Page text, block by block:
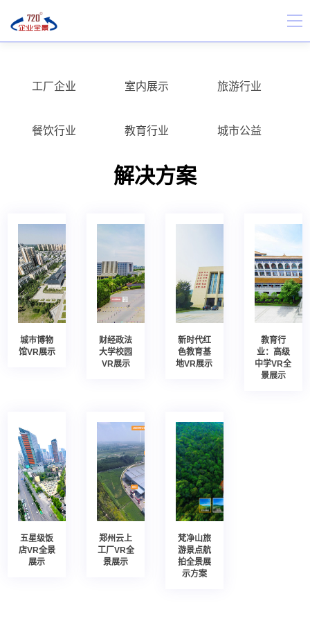
工厂企业 室内展示 旅游行业
餐饮行业 教育行业 城市公益
解决方案
城市博物
馆VR展示
财经政法
大学校园
VR展示
新时代红
色教育基
地VR展示
教育行
业：高级
中学VR全
景展示
五星级饭
店VR全景
展示
郑州云上
工厂VR全
景展示
梵净山旅
游景点航
拍全景展
示方案